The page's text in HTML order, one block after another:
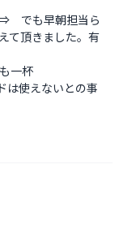
　でも早朝担当ら
て頂きました。有
一杯
は使えないとの事